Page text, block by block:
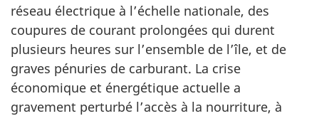
réseau électrique à l’échelle nationale, des
coupures de courant prolongées qui durent
plusieurs heures sur l’ensemble de l’île, et de
graves pénuries de carburant. La crise
économique et énergétique actuelle a
gravement perturbé l’accès à la nourriture, à